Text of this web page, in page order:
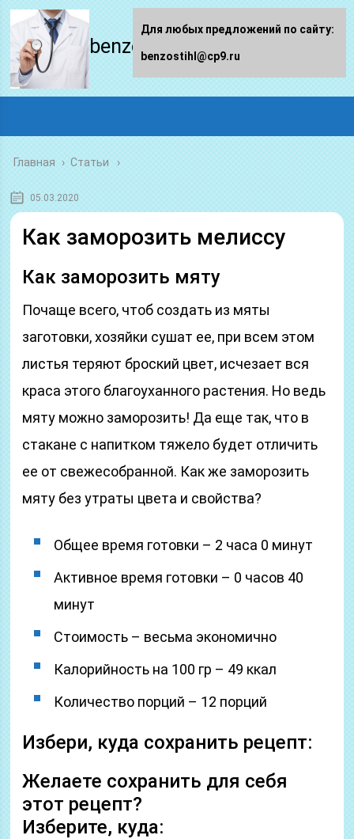
benzostihl.ru
Главная › Статьи
05.03.2020
Как заморозить мелиссу
Как заморозить мяту
Почаще всего, чтоб создать из мяты
заготовки, хозяйки сушат ее, при всем этом
листья теряют броский цвет, исчезает вся
краса этого благоуханного растения. Но ведь
мяту можно заморозить! Да еще так, что в
стакане с напитком тяжело будет отличить
ее от свежесобранной. Как же заморозить
мяту без утраты цвета и свойства?
Общее время готовки – 2 часа 0 минут
Активное время готовки – 0 часов 40
минут
Стоимость – весьма экономично
Калорийность на 100 гр – 49 ккал
Количество порций – 12 порций
Избери, куда сохранить рецепт:
Желаете сохранить для себя
этот рецепт?
Изберите, куда:
Для любых предложений по сайту:
benzostihl@cp9.ru